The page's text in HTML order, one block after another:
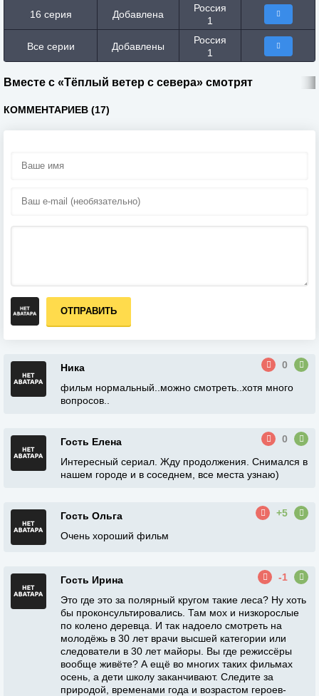
16 серия Добавлена
Россия
1
Все серии Добавлены
Россия
1
Вместе с «Тёплый ветер с севера» смотрят
КОММЕНТАРИЕВ (17)
ОТПРАВИТЬ
Ника
0
фильм нормальный..можно смотреть..хотя много
вопросов..
Гость Елена
0
Интересный сериал. Жду продолжения. Снимался в
нашем городе и в соседнем, все места узнаю)
Гость Ольга
+5
Очень хороший фильм
Гость Ирина
-1
Это где это за полярный кругом такие леса? Ну хоть
бы проконсультировались. Там мох и низкорослые
по колено деревца. И так надоело смотреть на
молодёжь в 30 лет врачи высшей категории или
следователи в 30 лет майоры. Вы где режиссёры
вообще живёте? А ещё во многих таких фильмах
осень, а дети школу заканчивают. Следите за
природой, временами года и возрастом героев-